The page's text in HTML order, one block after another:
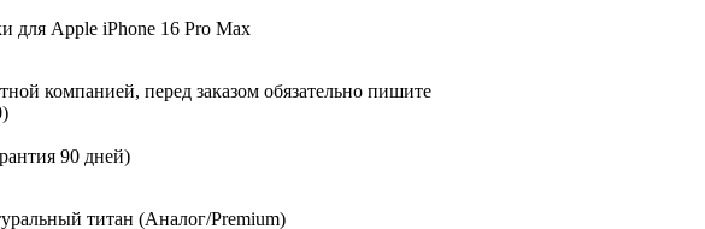
для Apple iPhone 16 Pro Max
компанией, перед заказом обязательно пишите
90 дней)